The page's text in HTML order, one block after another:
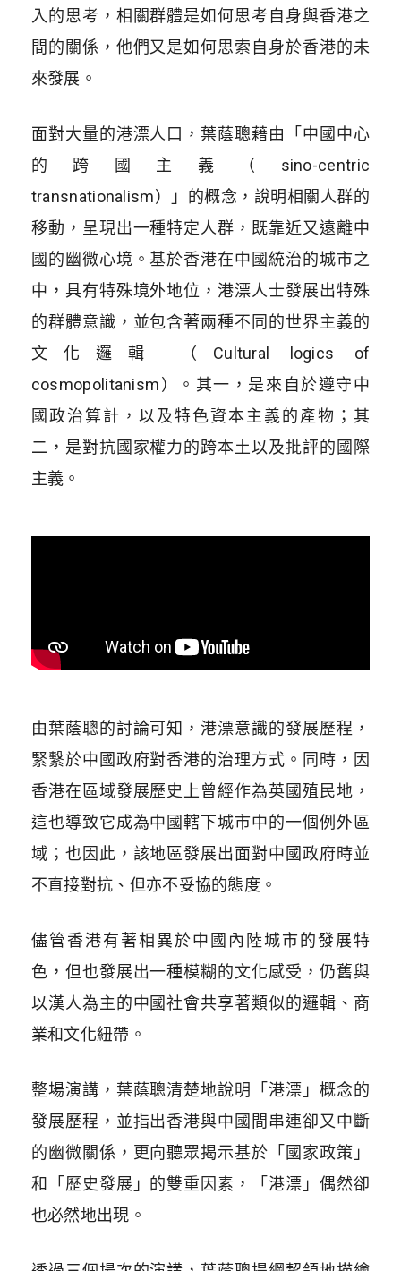
入的思考，相關群體是如何思考自身與香港之
間的關係，他們又是如何思索自身於香港的未
來發展。
面對大量的港漂人口，葉蔭聰藉由「中國中心
的跨國主義（sino-centric
transnationalism）」的概念，說明相關人群的
移動，呈現出一種特定人群，既靠近又遠離中
國的幽微心境。基於香港在中國統治的城市之
中，具有特殊境外地位，港漂人士發展出特殊
的群體意識，並包含著兩種不同的世界主義的
文化邏輯 （Cultural logics of
cosmopolitanism）。其一，是來自於遵守中
國政治算計，以及特色資本主義的產物；其
二，是對抗國家權力的跨本土以及批評的國際
主義。
由葉蔭聰的討論可知，港漂意識的發展歷程，
緊繫於中國政府對香港的治理方式。同時，因
香港在區域發展歷史 上曾經作為英國殖民地，
這也導致它成為中國轄下城市中的一個例外區
域；也因此，該地區發展出面對中國政府時並
不直接對抗、但亦不妥協的態度。
儘管香港有著相異於中國內陸城市的發展特
色，但也發展出一種模糊的文化感受，仍舊與
以漢人為主的中國社會共享著類似的邏輯、商
業和文化紐帶。
整場演講，葉蔭聰清楚地說明「港漂」概念的
發展歷程，並指出香港與中國間串連卻又中斷
的幽微關係，更向聽眾揭示基於「國家政策」
和「歷史發展」的雙重因素，「港漂」偶然卻
也必然地出現。